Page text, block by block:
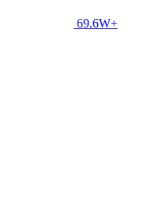
69.6W+